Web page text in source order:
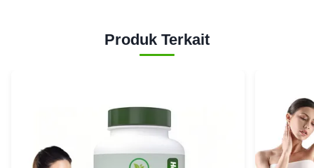
Produk Terkait